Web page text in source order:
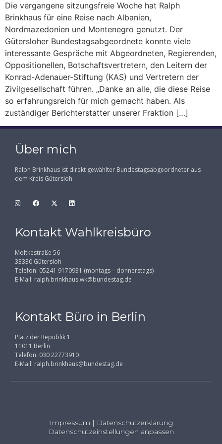
Die vergangene sitzungsfreie Woche hat Ralph
Brinkhaus für eine Reise nach Albanien,
Nordmazedonien und Montenegro genutzt. Der
Gütersloher Bundestagsabgeordnete konnte viele
interessante Gespräche mit Abgeordneten, Regierenden,
Oppositionellen, Botschaftsvertretern, den Leitern der
Konrad-Adenauer-Stiftung (KAS) und Vertretern der
Zivilgesellschaft führen. „Danke an alle, die diese Reise
so erfahrungsreich für mich gemacht haben. Als
zuständiger Berichterstatter unserer Fraktion […]
Über mich
Ralph Brinkhaus ist direkt gewählter Bundestagsabgeordneter aus
dem Kreis Gütersloh.
Kontakt Wahlkreisbüro
Moltkestraße 56
33330 Gütersloh
Telefon: 05241 9170931 (montags – donnerstags)
E-Mail: ralph.brinkhaus.wk@bundestag.de
Kontakt Büro in Berlin
Platz der Republik 1
11011 Berlin
Telefon: 030 22773910
E-Mail: ralph.brinkhaus@bundestag.de
Impressum | Datenschutzerklärung
Datenschutzeinstellungen anpassen